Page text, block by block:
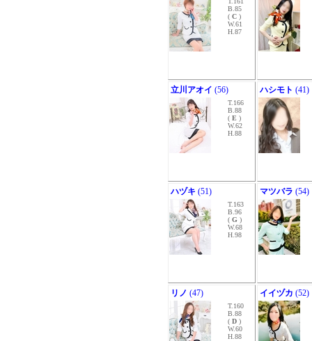
B.85
( C )
W.61
H.87
立川アオイ (56)
T.166
B.88
( E )
W.62
H.88
ハシモト (41)
ハヅキ (51)
T.163
B.96
( G )
W.68
H.98
マツバラ (54)
リノ (47)
T.160
B.88
( D )
W.60
H.88
イイヅカ (52)